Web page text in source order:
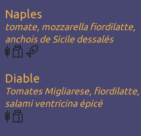
Naples
tomate, mozzarella fiordilatte,
anchois de Sicile dessalés
Diable
Tomates Migliarese, fiordilatte,
salami ventricina épicé